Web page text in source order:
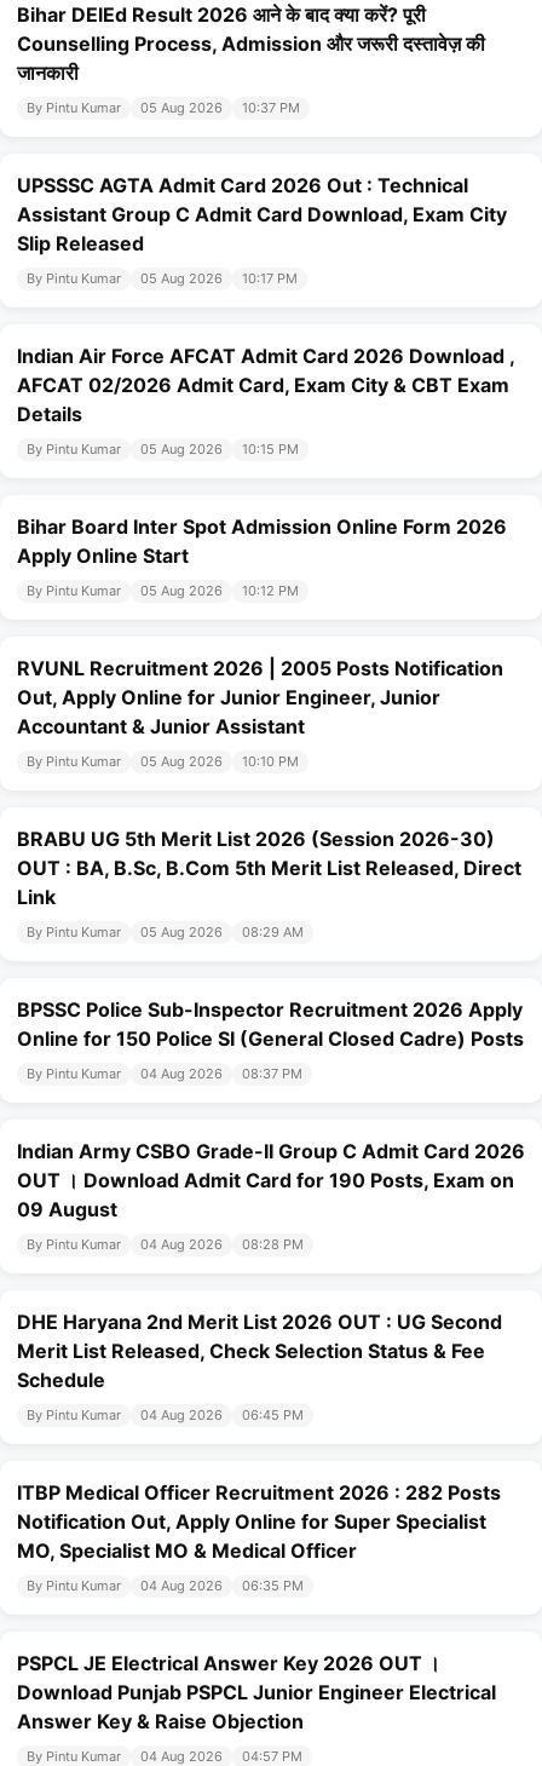
Bihar DElEd Result 2026 आने के बाद क्या करें? पूरी
Counselling Process, Admission और जरूरी दस्तावेज़ की
जानकारी
By Pintu Kumar 05 Aug 2026 10:37 PM
UPSSSC AGTA Admit Card 2026 Out : Technical
Assistant Group C Admit Card Download, Exam City
Slip Released
By Pintu Kumar 05 Aug 2026 10:17 PM
Indian Air Force AFCAT Admit Card 2026 Download ,
AFCAT 02/2026 Admit Card, Exam City & CBT Exam
Details
By Pintu Kumar 05 Aug 2026 10:15 PM
Bihar Board Inter Spot Admission Online Form 2026
Apply Online Start
By Pintu Kumar 05 Aug 2026 10:12 PM
RVUNL Recruitment 2026 | 2005 Posts Notification
Out, Apply Online for Junior Engineer, Junior
Accountant & Junior Assistant
By Pintu Kumar 05 Aug 2026 10:10 PM
BRABU UG 5th Merit List 2026 (Session 2026-30)
OUT : BA, B.Sc, B.Com 5th Merit List Released, Direct
Link
By Pintu Kumar 05 Aug 2026 08:29 AM
BPSSC Police Sub-Inspector Recruitment 2026 Apply
Online for 150 Police SI (General Closed Cadre) Posts
By Pintu Kumar 04 Aug 2026 08:37 PM
Indian Army CSBO Grade-II Group C Admit Card 2026
OUT । Download Admit Card for 190 Posts, Exam on
09 August
By Pintu Kumar 04 Aug 2026 08:28 PM
DHE Haryana 2nd Merit List 2026 OUT : UG Second
Merit List Released, Check Selection Status & Fee
Schedule
By Pintu Kumar 04 Aug 2026 06:45 PM
ITBP Medical Officer Recruitment 2026 : 282 Posts
Notification Out, Apply Online for Super Specialist
MO, Specialist MO & Medical Officer
By Pintu Kumar 04 Aug 2026 06:35 PM
PSPCL JE Electrical Answer Key 2026 OUT ।
Download Punjab PSPCL Junior Engineer Electrical
Answer Key & Raise Objection
By Pintu Kumar 04 Aug 2026 04:57 PM